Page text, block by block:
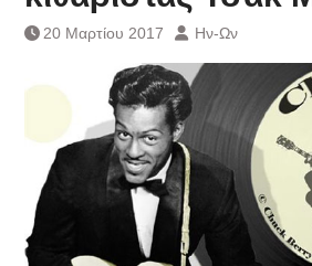
20 Μαρτίου 2017 Ην-Ων